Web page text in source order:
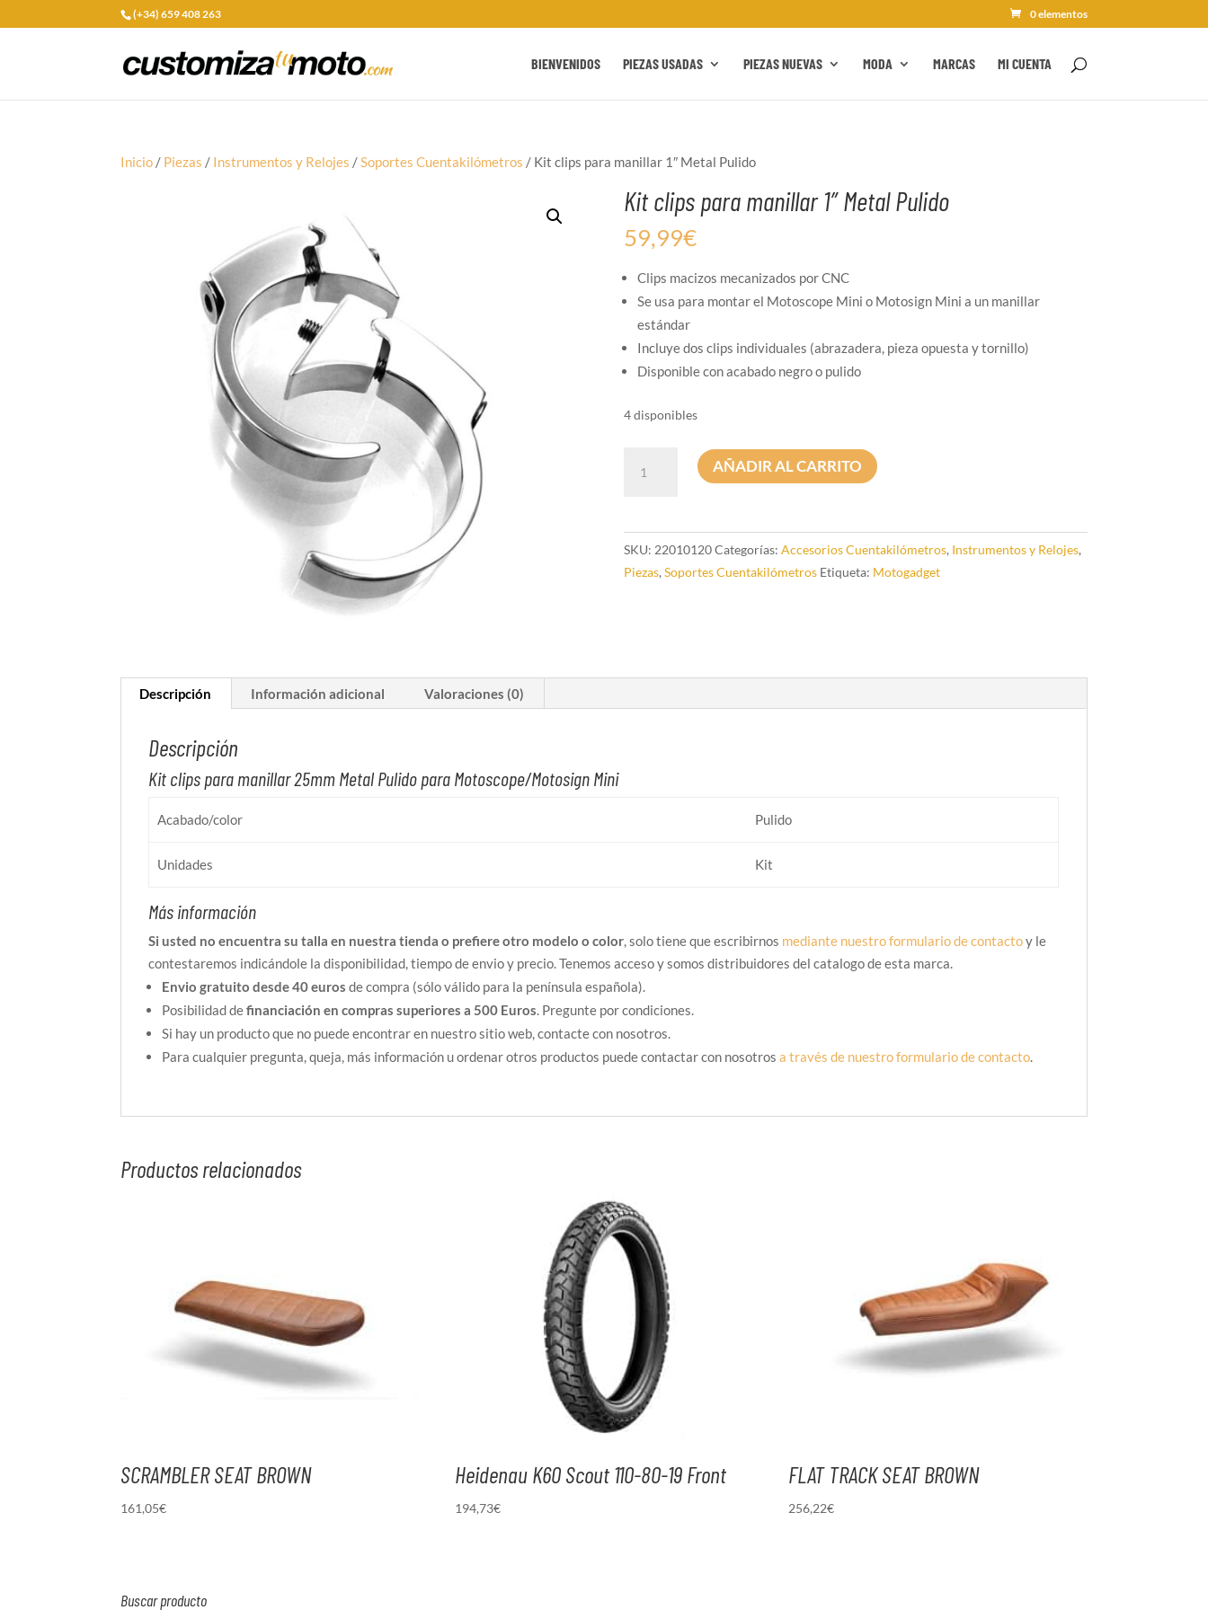
(+34) 659 408 263 0 elementos
BIENVENIDOS PIEZAS USADAS PIEZAS NUEVAS MODA MARCAS MI CUENTA
Inicio / Piezas / Instrumentos y Relojes /Soportes Cuentakilómetros / Kit clips para manillar 1″ Metal Pulido
Kit clips para manillar 1″ Metal Pulido
59,99€
Clips macizos mecanizados por CNC
Se usa para montar el Motoscope Mini o Motosign Mini a un manillar
estándar
Incluye dos clips individuales (abrazadera, pieza opuesta y tornillo)
Disponible con acabado negro o pulido
4 disponibles
clips
1"
Metal
AÑADIR AL CARRITO
SKU: 22010120 Categorías: Accesorios Cuentakilómetros, Instrumentos y Relojes,
Piezas, Soportes Cuentakilómetros Etiqueta: Motogadget
Descripción Información adicional Valoraciones (0)
Descripción
Kit clips para manillar 25mm Metal Pulido para Motoscope/Motosign Mini
Acabado/color Pulido
Unidades Kit
Más información
Si usted no encuentra su talla en nuestra tienda o prefiere otro modelo o color, solo tiene que escribirnos mediante nuestro formulario de contactoy le
contestaremos indicándole la disponibilidad, tiempo de envio y precio. Tenemos acceso y somos distribuidores del catalogo de esta marca.
Envio gratuito desde 40 euros de compra (sólo válido para la península española).
Posibilidad definanciación en compras superiores a 500 Euros. Pregunte por condiciones.
Si hay un producto que no puede encontrar en nuestro sitio web, contacte con nosotros.
Para cualquier pregunta, queja, más información u ordenar otros productos puede contactar con nosotrosa través de nuestro formulario de contacto.
Productos relacionados
SCRAMBLER SEAT BROWN
161,05€
Heidenau K60 Scout 110-80-19 Front
194,73€
FLAT TRACK SEAT BROWN
256,22€
Buscar producto